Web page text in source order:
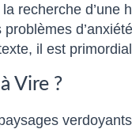
recherche
il est
Vire ?